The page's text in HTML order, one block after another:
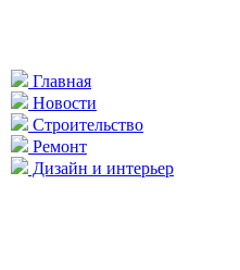
Главная
Новости
Строительство
Ремонт
Дизайн и интерьер